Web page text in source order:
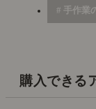
# 手作業
購入できる